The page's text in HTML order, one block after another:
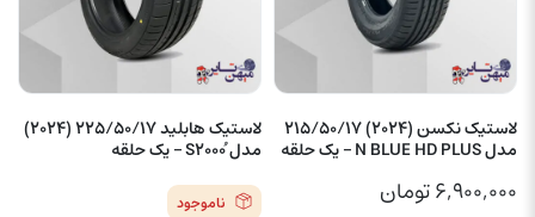
لاستیک نکسن (2024) 215/50/17
مدل N BLUE HD PLUS – یک حلقه
۶,۹۰۰,۰۰۰تومان
لاستیک هابلید 225/50/17 (2024)
مدل ُS2000 – یک حلقه
ناموجود